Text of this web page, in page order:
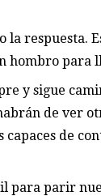
respuesta.
hombro para
y sigue
de ver
de
para parir